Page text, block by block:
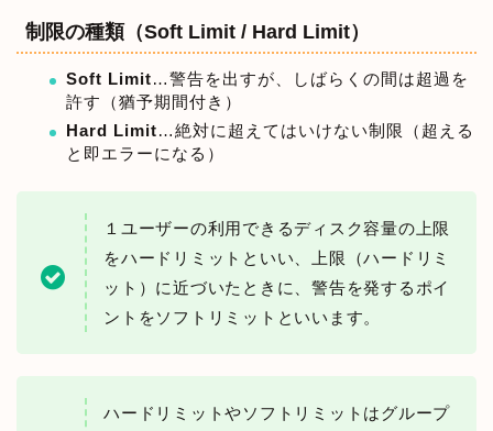
制限の種類（Soft Limit / Hard Limit）
Soft Limit…警告を出すが、しばらくの間は超過を
許す（猶予期間付き）
Hard Limit…絶対に超えてはいけない制限（超える
と即エラーになる）
１ユーザーの利用できるディスク容量の上限
をハードリミットといい、上限（ハードリミ
ット）に近づいたときに、警告を発するポイ
ントをソフトリミットといいます。
ハードリミットやソフトリミットはグループ